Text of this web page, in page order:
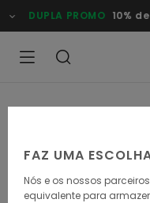
para
a
DUPLA PROMO 10% de
FAZ UMA
Nós e os nossos
equivalente para